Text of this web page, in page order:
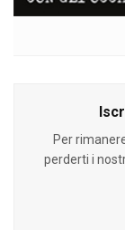
Per
perderti i